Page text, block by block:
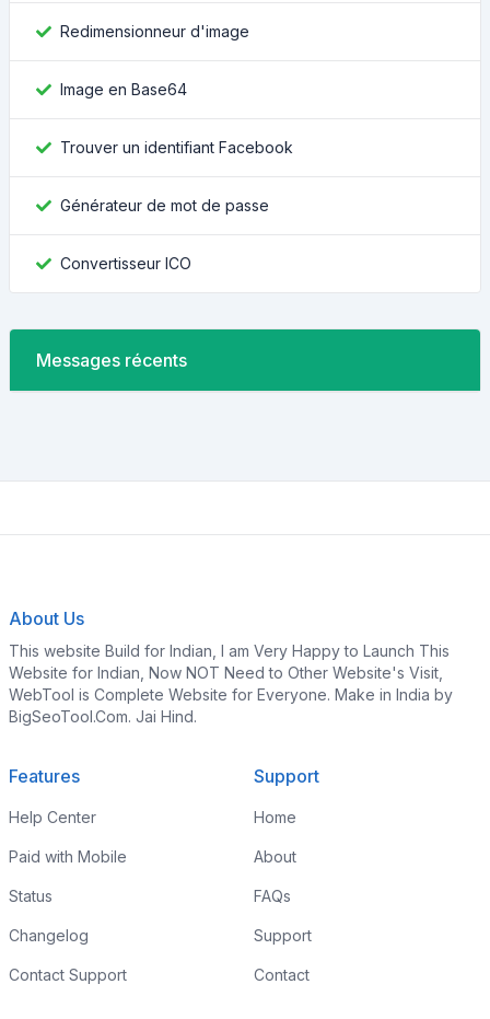
Redimensionneur d'image
Image en Base64
Trouver un identifiant Facebook
Générateur de mot de passe
Convertisseur ICO
Messages récents
About Us
This website Build for Indian, I am Very Happy to Launch This
Website for Indian, Now NOT Need to Other Website's Visit,
WebTool is Complete Website for Everyone. Make in India by
BigSeoTool.Com. Jai Hind.
Features
Help Center
Paid with Mobile
Status
Changelog
Contact Support
Support
Home
About
FAQs
Support
Contact